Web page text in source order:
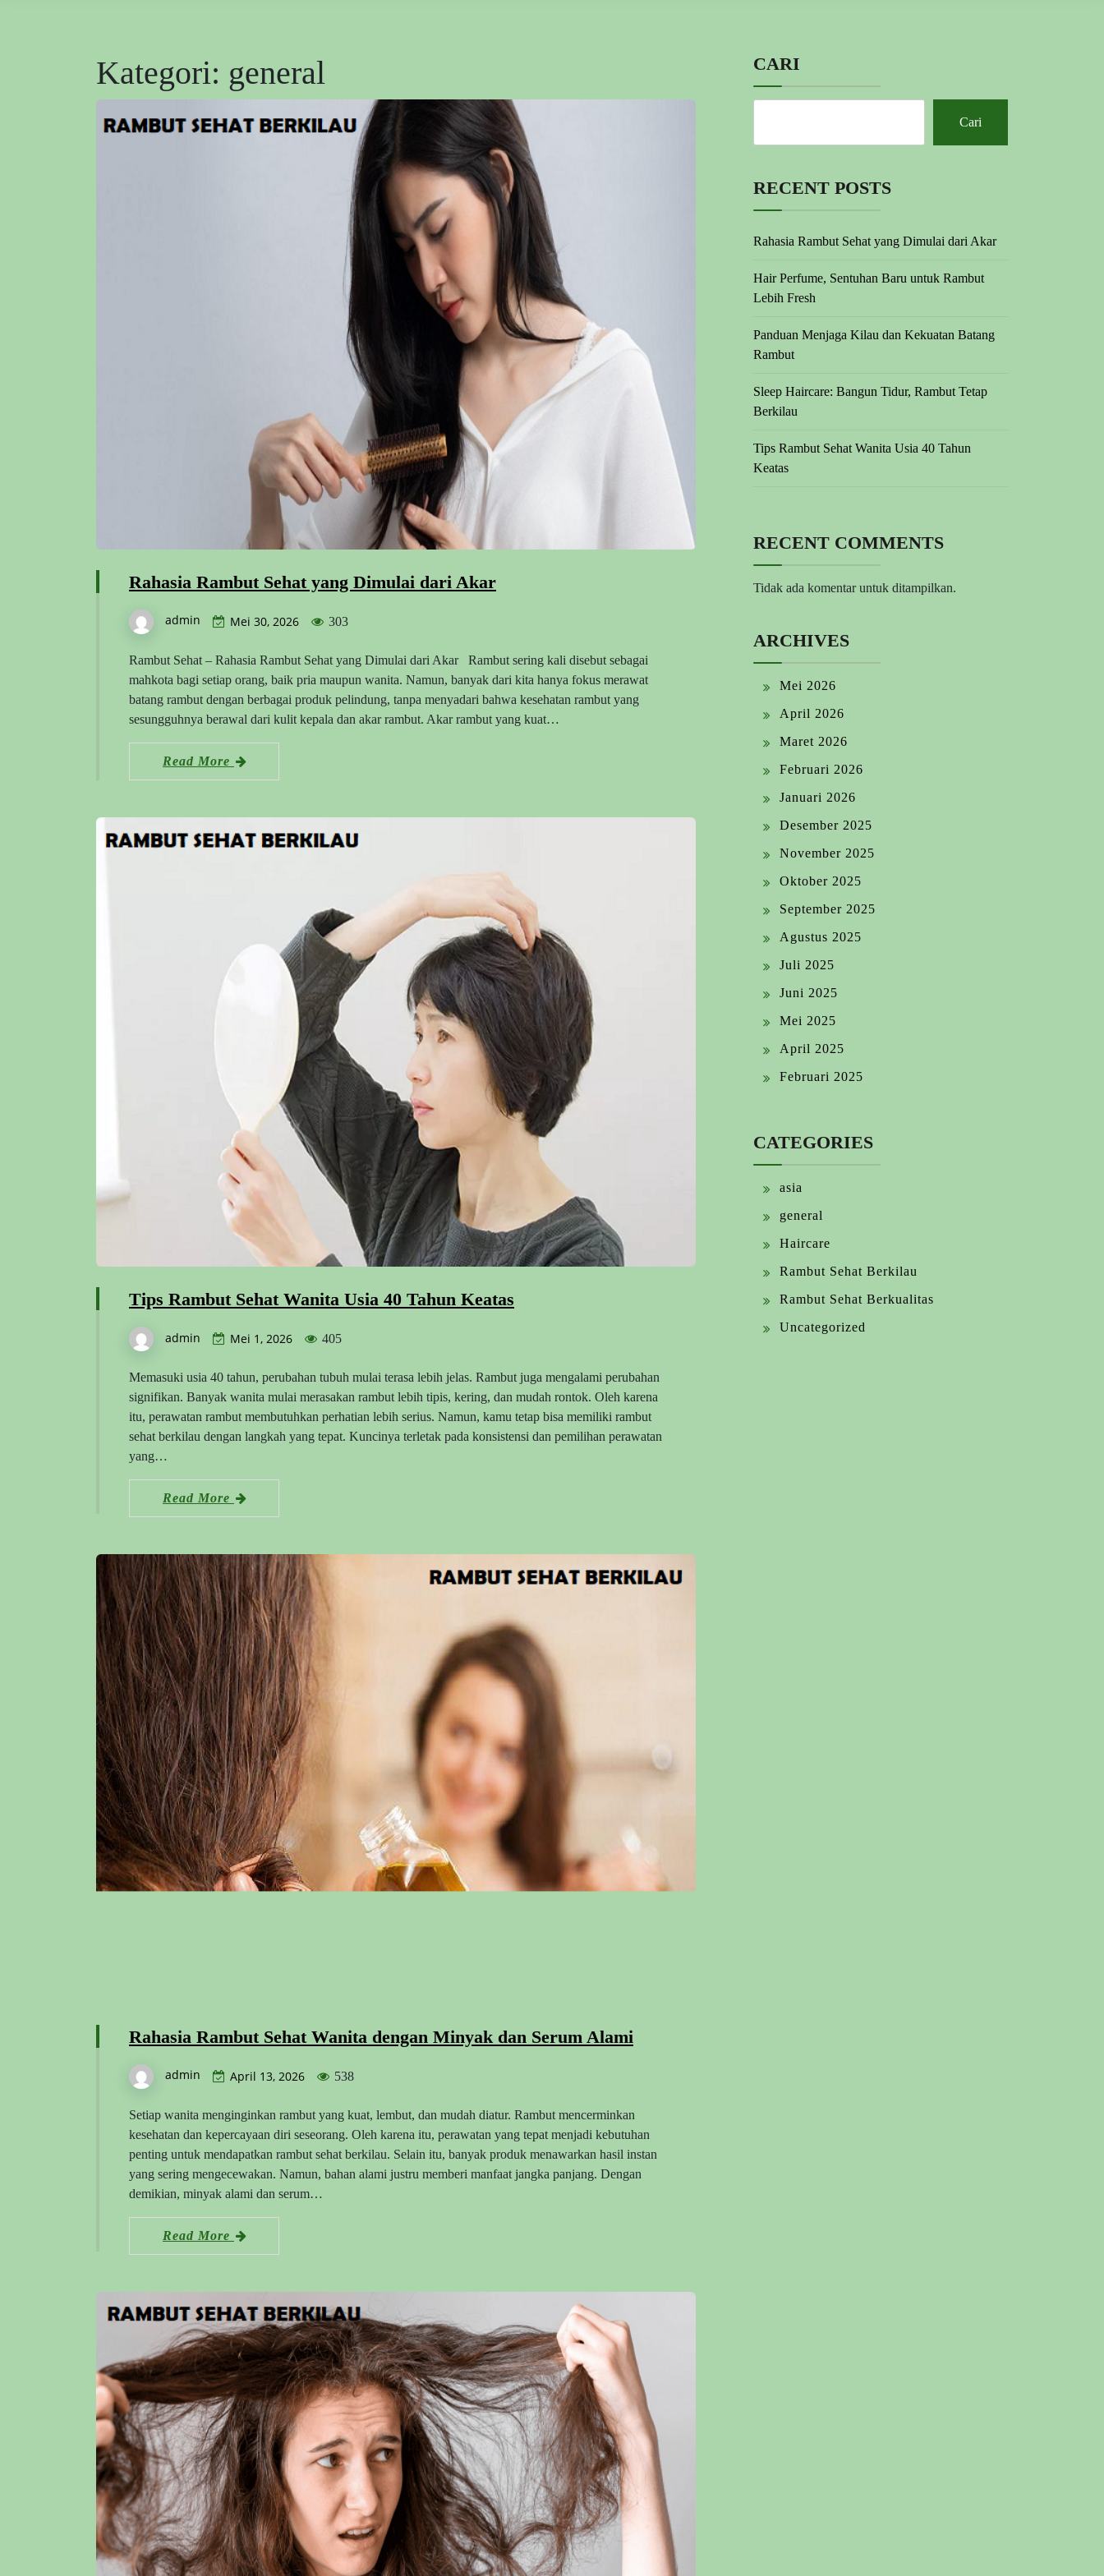
Kategori: general
Rahasia Rambut Sehat yang Dimulai dari Akar
admin Mei 30, 2026 303
Rambut Sehat – Rahasia Rambut Sehat yang Dimulai dari Akar Rambut sering kali disebut sebagai
mahkota bagi setiap orang, baik pria maupun wanita. Namun, banyak dari kita hanya fokus merawat
batang rambut dengan berbagai produk pelindung, tanpa menyadari bahwa kesehatan rambut yang
sesungguhnya berawal dari kulit kepala dan akar rambut. Akar rambut yang kuat…
Read More
Tips Rambut Sehat Wanita Usia 40 Tahun Keatas
admin Mei 1, 2026 405
Memasuki usia 40 tahun, perubahan tubuh mulai terasa lebih jelas. Rambut juga mengalami perubahan
signifikan. Banyak wanita mulai merasakan rambut lebih tipis, kering, dan mudah rontok. Oleh karena
itu, perawatan rambut membutuhkan perhatian lebih serius. Namun, kamu tetap bisa memiliki rambut
sehat berkilau dengan langkah yang tepat. Kuncinya terletak pada konsistensi dan pemilihan perawatan
yang…
Read More
Rahasia Rambut Sehat Wanita dengan Minyak dan Serum Alami
admin April 13, 2026 538
Setiap wanita menginginkan rambut yang kuat, lembut, dan mudah diatur. Rambut mencerminkan
kesehatan dan kepercayaan diri seseorang. Oleh karena itu, perawatan yang tepat menjadi kebutuhan
penting untuk mendapatkan rambut sehat berkilau. Selain itu, banyak produk menawarkan hasil instan
yang sering mengecewakan. Namun, bahan alami justru memberi manfaat jangka panjang. Dengan
demikian, minyak alami dan serum…
Read More
CARI
Cari
RECENT POSTS
Rahasia Rambut Sehat yang Dimulai dari Akar
Hair Perfume, Sentuhan Baru untuk Rambut
Lebih Fresh
Panduan Menjaga Kilau dan Kekuatan Batang
Rambut
Sleep Haircare: Bangun Tidur, Rambut Tetap
Berkilau
Tips Rambut Sehat Wanita Usia 40 Tahun
Keatas
RECENT COMMENTS
Tidak ada komentar untuk ditampilkan.
ARCHIVES
Mei 2026
April 2026
Maret 2026
Februari 2026
Januari 2026
Desember 2025
November 2025
Oktober 2025
September 2025
Agustus 2025
Juli 2025
Juni 2025
Mei 2025
April 2025
Februari 2025
CATEGORIES
asia
general
Haircare
Rambut Sehat Berkilau
Rambut Sehat Berkualitas
Uncategorized